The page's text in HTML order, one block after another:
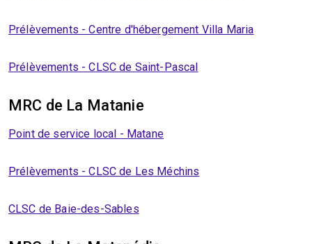
Prélèvements - Centre d'hébergement Villa Maria
Prélèvements - CLSC de Saint-Pascal
MRC de La Matanie
Point de service local - Matane
Prélèvements - CLSC de Les Méchins
CLSC de Baie-des-Sables